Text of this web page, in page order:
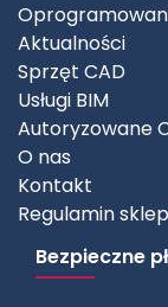
Aktualności
Sprzęt CAD
Usługi BIM
Autoryzowane
O nas
Kontakt
Regulamin
Bezpieczne